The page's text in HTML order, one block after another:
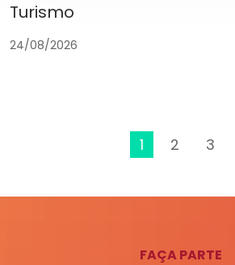
Turismo
24/08/2026
1 2 3
FAÇA PARTE